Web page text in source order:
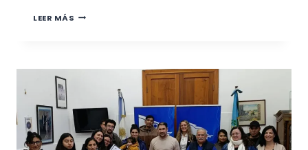
LEER MÁS NUEVO
TRABAJADORES